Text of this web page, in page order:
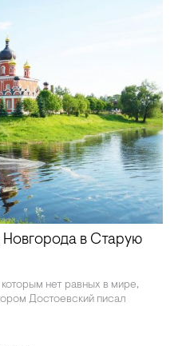
Новгорода в Старую
нет равных в мире,
Достоевский писал